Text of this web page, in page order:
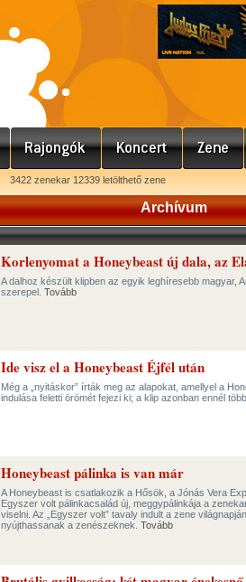
3422 zenekar 12339 letölthető zene
Archívum
Korlenyomat a Honeybeast új dala, az
A dalhoz készült klipben az egyik leghíresebb magyar,
szerepel. Tovább
Ide visz el a Honeybeast Éjfél után
Még a „nyitáskor” írták meg az alapokat, amellyel a
indulása feletti örömét fejezi ki; a klip azonban ennél
Honeybeast pálinka is van már
A Honeybeast is csatlakozik a Hősök, a Jónás Vera
Egyszer volt pálinkacsalád új, meggypálinkája a
viselni. Az „Egyszer volt” tavaly indult a zene
nyújthassanak a zenészeknek. Tovább